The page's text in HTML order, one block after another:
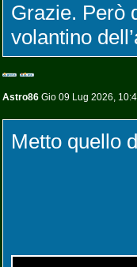
Grazie. Però
volantino
Astro86 Gio 09 Lug 2026,
Metto quello